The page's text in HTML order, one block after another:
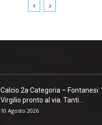
Calcio 2a Categoria – Fontanesi:
Virgilio pronto al via. Tanti...
10 Agosto 2026